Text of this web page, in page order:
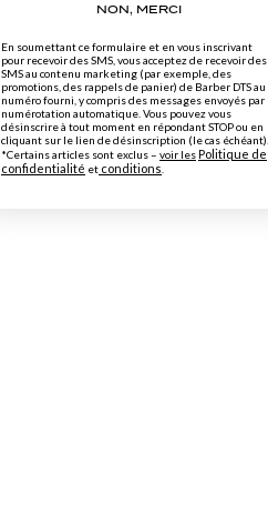
NON, MERCI
En soumettant ce formulaire et en vous inscrivant
pour recevoir des SMS, vous acceptez de recevoir des
SMS au contenu marketing (par exemple, des
promotions, des rappels de panier) de Barber DTS au
numéro fourni, y compris des messages envoyés par
numérotation automatique. Vous pouvez vous
désinscrire à tout moment en répondant STOP ou en
cliquant sur le lien de désinscription (le cas échéant).
*Certains articles sont exclus– voir lesPolitique de
confidentialité et conditions